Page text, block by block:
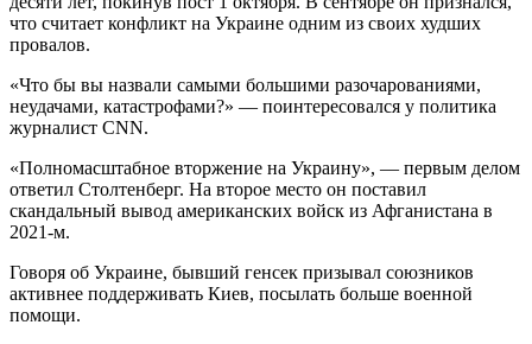
что считает конфликт на Украине одним из своих худших
провалов.
«Что бы вы назвали самыми большими разочарованиями,
неудачами, катастрофами?» — поинтересовался у политика
журналист CNN.
«Полномасштабное вторжение на Украину», — первым делом
ответил Столтенберг. На второе место он поставил
скандальный вывод американских войск из Афганистана в
2021-м.
Говоря об Украине, бывший генсек призывал союзников
активнее поддерживать Киев, посылать больше военной
помощи.